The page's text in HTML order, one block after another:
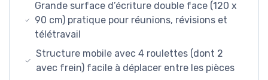
Grande surface d’écriture double face (120 x
90 cm) pratique pour réunions, révisions et
télétravail
Structure mobile avec 4 roulettes (dont 2
avec frein) facile à déplacer entre les pièces